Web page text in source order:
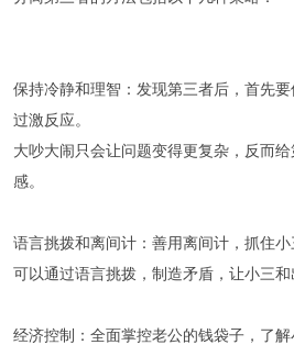
保持冷静和理智‌：发现第三者后，首先
过激反应。
大吵大闹只会让问题变得更复杂，反而
感。
语言挑拨和离间计‌：善用离间计，抓住小
可以通过语言挑拨，制造矛盾，让小三和
经济控制‌：全面掌控老公的钱袋子，了